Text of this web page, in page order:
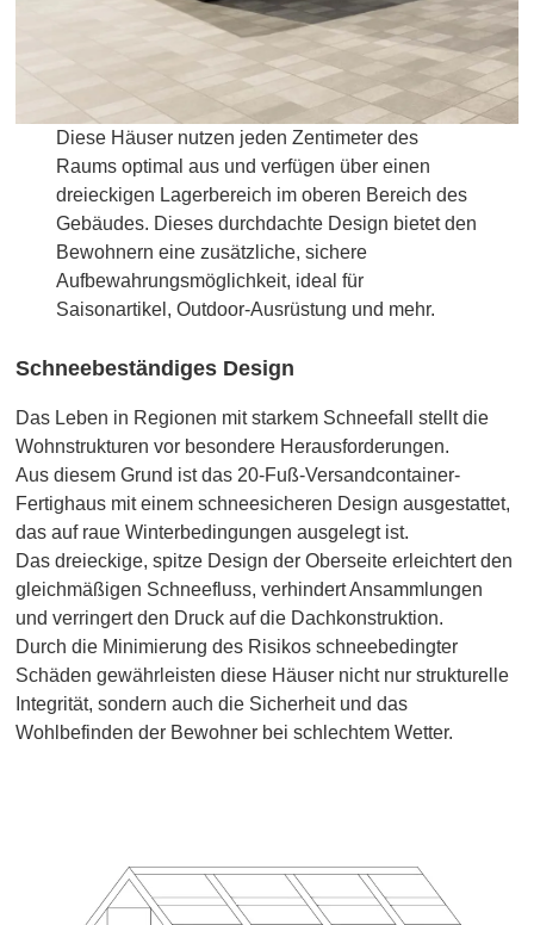
Diese Häuser nutzen jeden Zentimeter des
Raums optimal aus und verfügen über einen
dreieckigen Lagerbereich im oberen Bereich des
Gebäudes. Dieses durchdachte Design bietet den
Bewohnern eine zusätzliche, sichere
Aufbewahrungsmöglichkeit, ideal für
Saisonartikel, Outdoor-Ausrüstung und mehr.
Schneebeständiges Design
Das Leben in Regionen mit starkem Schneefall stellt die
Wohnstrukturen vor besondere Herausforderungen.
Aus diesem Grund ist das 20-Fuß-Versandcontainer-
Fertighaus mit einem schneesicheren Design ausgestattet,
das auf raue Winterbedingungen ausgelegt ist.
Das dreieckige, spitze Design der Oberseite erleichtert den
gleichmäßigen Schneefluss, verhindert Ansammlungen
und verringert den Druck auf die Dachkonstruktion.
Durch die Minimierung des Risikos schneebedingter
Schäden gewährleisten diese Häuser nicht nur strukturelle
Integrität, sondern auch die Sicherheit und das
Wohlbefinden der Bewohner bei schlechtem Wetter.